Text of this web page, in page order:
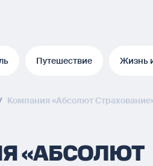
Путешествие Жизнь
Компания «Абсолют
«АБСОЛЮТ